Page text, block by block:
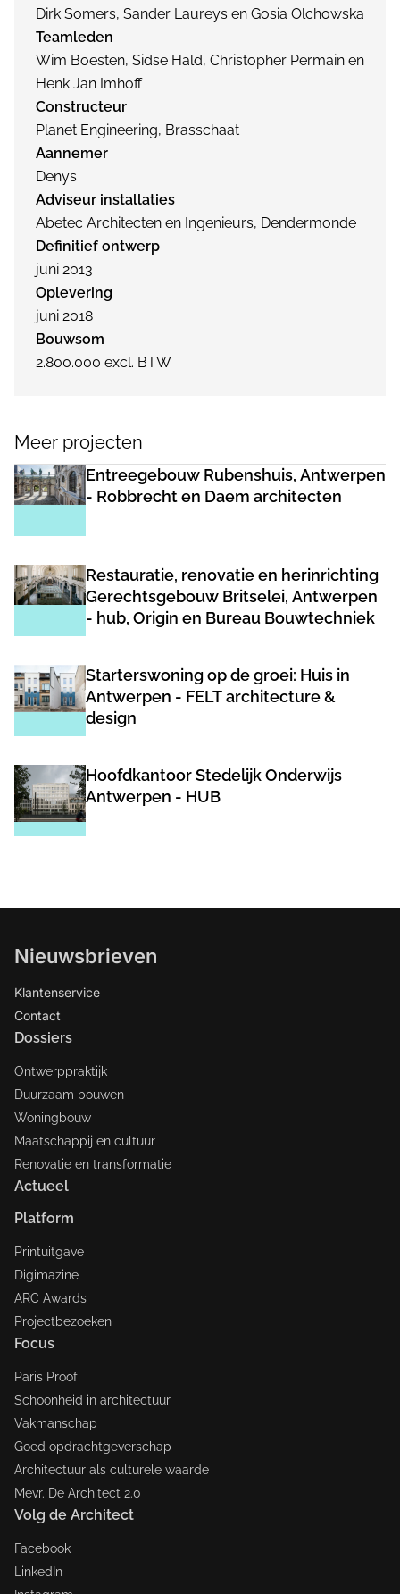
Dirk Somers, Sander Laureys en Gosia Olchowska
Teamleden
Wim Boesten, Sidse Hald, Christopher Permain en
Henk Jan Imhoff
Constructeur
Planet Engineering, Brasschaat
Aannemer
Denys
Adviseur installaties
Abetec Architecten en Ingenieurs, Dendermonde
Definitief ontwerp
juni 2013
Oplevering
juni 2018
Bouwsom
2.800.000 excl. BTW
Meer projecten
Entreegebouw Rubenshuis, Antwerpen
- Robbrecht en Daem architecten
Restauratie, renovatie en herinrichting
Gerechtsgebouw Britselei, Antwerpen
- hub, Origin en Bureau Bouwtechniek
Starterswoning op de groei: Huis in
Antwerpen - FELT architecture &
design
Hoofdkantoor Stedelijk Onderwijs
Antwerpen - HUB
Nieuwsbrieven
Klantenservice
Contact
Dossiers
Ontwerppraktijk
Duurzaam bouwen
Woningbouw
Maatschappij en cultuur
Renovatie en transformatie
Actueel
Platform
Printuitgave
Digimazine
ARC Awards
Projectbezoeken
Focus
Paris Proof
Schoonheid in architectuur
Vakmanschap
Goed opdrachtgeverschap
Architectuur als culturele waarde
Mevr. De Architect 2.0
Volg de Architect
Facebook
LinkedIn